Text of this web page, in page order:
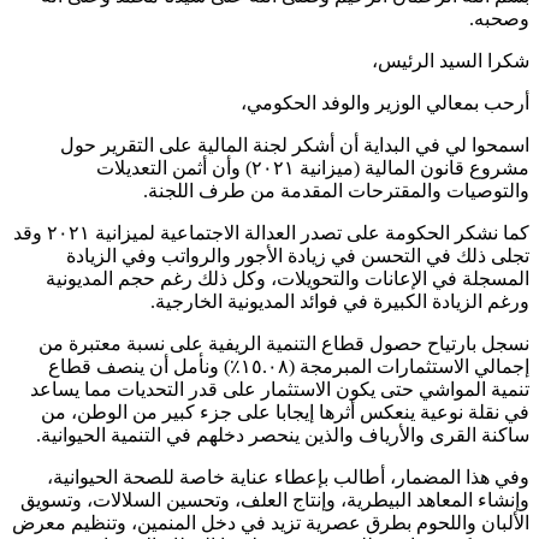
وصحبه.
شكرا السيد الرئيس،
أرحب بمعالي الوزير والوفد الحكومي،
اسمحوا لي في البداية أن أشكر لجنة المالية على التقرير حول
مشروع قانون المالية (ميزانية ٢٠٢١) وأن أثمن التعديلات
والتوصيات والمقترحات المقدمة من طرف اللجنة.
كما نشكر الحكومة على تصدر العدالة الاجتماعية لميزانية ٢٠٢١ وقد
تجلى ذلك في التحسن في زيادة الأجور والرواتب وفي الزيادة
المسجلة في الإعانات والتحويلات، وكل ذلك رغم حجم المديونية
ورغم الزيادة الكبيرة في فوائد المديونية الخارجية.
نسجل بارتياح حصول قطاع التنمية الريفية على نسبة معتبرة من
إجمالي الاستثمارات المبرمجة (١٥.٠٨٪؜) ونأمل أن ينصف قطاع
تنمية المواشي حتى يكون الاستثمار على قدر التحديات مما يساعد
في نقلة نوعية ينعكس أثرها إيجابا على جزء كبير من الوطن، من
ساكنة القرى والأرياف والذين ينحصر دخلهم في التنمية الحيوانية.
وفي هذا المضمار، أطالب بإعطاء عناية خاصة للصحة الحيوانية،
وإنشاء المعاهد البيطرية، وإنتاج العلف، وتحسين السلالات، وتسويق
الألبان واللحوم بطرق عصرية تزيد في دخل المنمين، وتنظيم معرض